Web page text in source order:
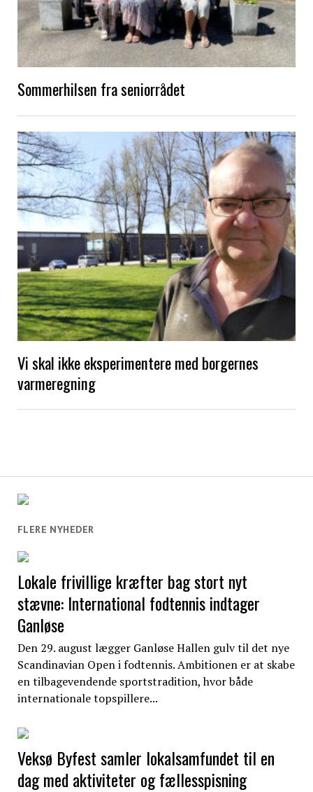
FLERE NYHEDER
Lokale frivillige kræfter bag stort nyt
stævne: International fodtennis indtager
Ganløse
Den 29. august lægger Ganløse Hallen gulv til det nye
Scandinavian Open i fodtennis. Ambitionen er at skabe
en tilbagevendende sportstradition, hvor både
internationale topspillere...
Veksø Byfest samler lokalsamfundet til en
dag med aktiviteter og fællesspisning
Sommerhilsen fra seniorrådet
Vi skal ikke eksperimentere med borgernes
varmeregning